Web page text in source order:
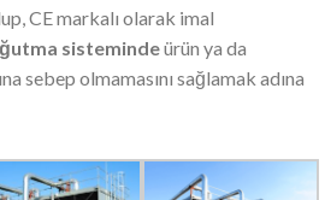
CE markalı olarak imal
sistemindeürün ya da
sebep olmamasını sağlamak adına